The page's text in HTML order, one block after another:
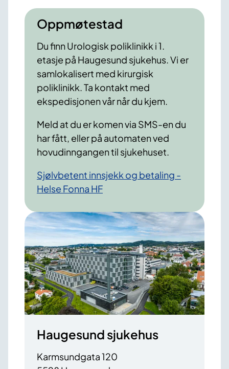
Oppmøtestad
Du finn Urologisk poliklinikk i 1.
etasje på Haugesund sjukehus. Vi er
samlokalisert med kirurgisk
poliklinikk. Ta kontakt med
ekspedisjonen vår når du kjem.
Meld at du er komen via SMS-en du
har fått, eller på automaten ved
hovudinngangen til sjukehuset.
Sjølvbetent innsjekk og betaling -
Helse Fonna HF
Haugesund sjukehus
Karmsundgata 120